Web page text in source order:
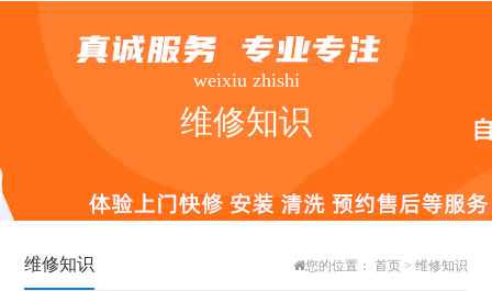
weixiu zhishi
维修知识
维修知识 您的位置： 首页> 维修知识